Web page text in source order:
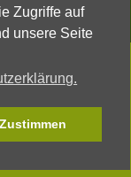
Zugriffe auf
unsere Seite
Zustimmen